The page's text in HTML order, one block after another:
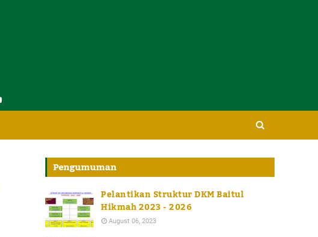
Pengumuman
Pelantikan Struktur DKM Baitul
Hikmah 2023 - 2026
August 06, 2023